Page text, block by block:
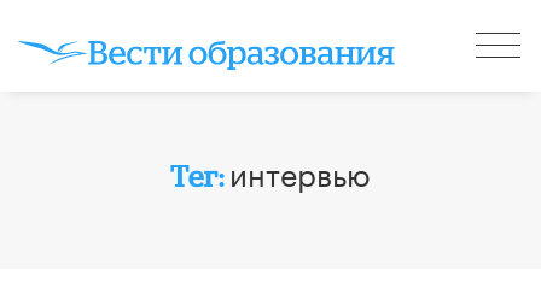
Тег: интервью